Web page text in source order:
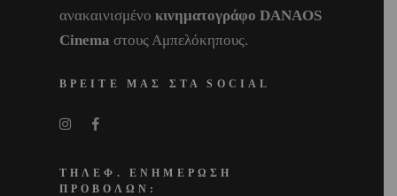
ανακαινισμένο κινηματογράφο DANAOS
Cinema στους Αμπελόκηπους.
ΒΡΕΙΤΕ ΜΑΣ ΣΤΑ SOCIAL
ΤΗΛΕΦ. ΕΝΗΜΕΡΩΣΗ
ΠΡΟΒΟΛΩΝ: